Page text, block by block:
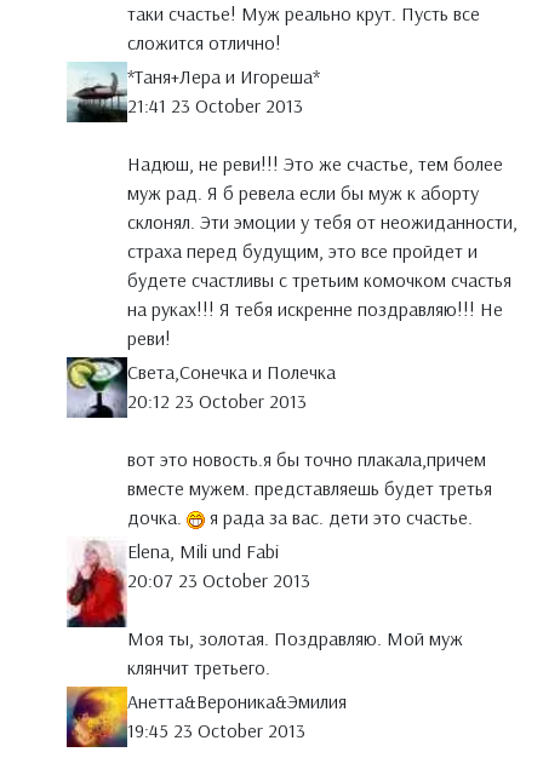
таки счастье! Муж реально крут. Пусть все
сложится отлично!
*Таня+Лера и Игореша*
21:41 23 October 2013
Надюш, не реви!!! Это же счастье, тем более
муж рад. Я б ревела если бы муж к аборту
склонял. Эти эмоции у тебя от неожиданности,
страха перед будущим, это все пройдет и
будете счастливы с третьим комочком счастья
на руках!!! Я тебя искренне поздравляю!!! Не
реви!
Света,Сонечка и Полечка
20:12 23 October 2013
вот это новость.я бы точно плакала,причем
вместе мужем. представляешь будет третья
дочка.
я рада за вас. дети это счастье.
Elena, Mili und Fabi
20:07 23 October 2013
Моя ты, золотая. Поздравляю. Мой муж
клянчит третьего.
Анетта&Вероника&Эмилия
19:45 23 October 2013